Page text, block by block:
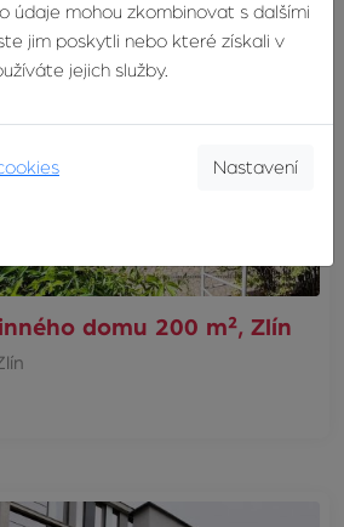
domu 200 m², Zlín
údaje mohou zkombinovat s dalšími
jim poskytli nebo které získali v
jejich služby.
Nastavení